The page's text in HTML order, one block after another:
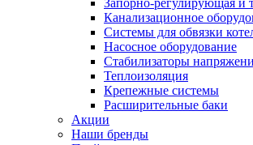
Запорно-регулирующая и
Канализационное
Системы для обвязки
Насосное оборудование
Стабилизаторы
Теплоизоляция
Крепежные системы
Расширительные баки
Акции
Наши бренды